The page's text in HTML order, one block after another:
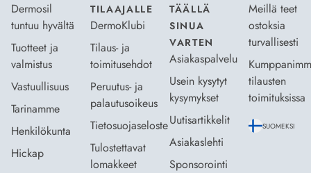
Dermosil
tuntuu hyvältä
Tuotteet ja
valmistus
Vastuullisuus
Tarinamme
Henkilökunta
Hickap
TILAAJALLE
DermoKlubi
Tilaus- ja
toimitusehdot
Peruutus- ja
palautusoikeus
Tietosuojaseloste
Tulostettavat
lomakkeet
TÄÄLLÄ
SINUA
VARTEN
Asiakaspalvelu
Usein kysytyt
kysymykset
Uutisartikkelit
Asiakaslehti
Sponsorointi
Meillä teet
ostoksia
turvallisesti
tilausten
toimituksissa
SUOMEKSI